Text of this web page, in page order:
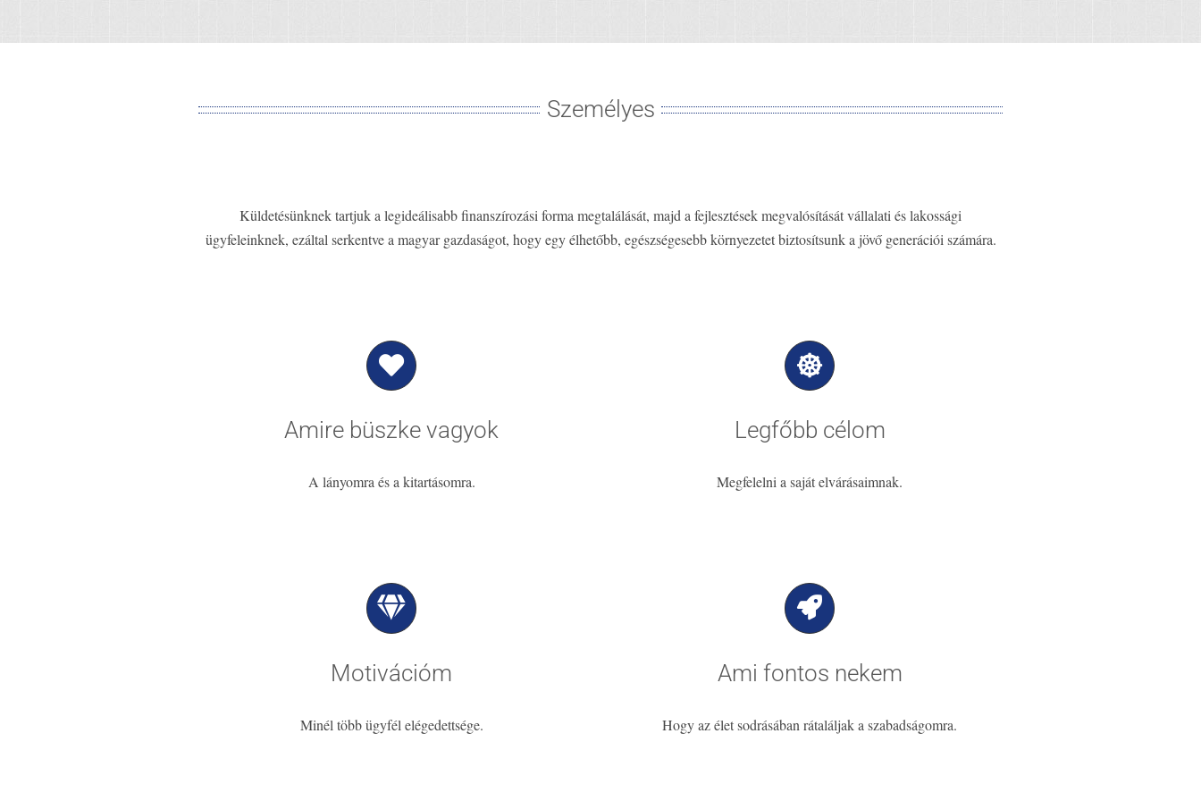
Személyes
Küldetésünknek tartjuk a legideálisabb finanszírozási forma megtalálását, majd a fejlesztések megvalósítását vállalati és lakossági
ügyfeleinknek, ezáltal serkentve a magyar gazdaságot, hogy egy élhetőbb, egészségesebb környezetet biztosítsunk a jövő generációi számára.
Amire büszke vagyok
A lányomra és a kitartásomra.
Legfőbb célom
Megfelelni a saját elvárásaimnak.
Motivációm
Minél több ügyfél elégedettsége.
Ami fontos nekem
Hogy az élet sodrásában rátaláljak a szabadságomra.